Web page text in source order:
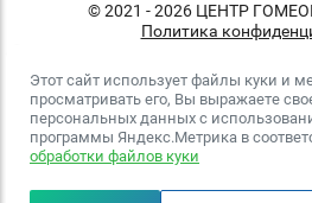
© 2021 - 2026 ЦЕНТР
Политика
Этот сайт использует файлы куки и
просматривать его, Вы выражаете
персональных данных с
программы Яндекс.Метрика в
обработки файлов куки